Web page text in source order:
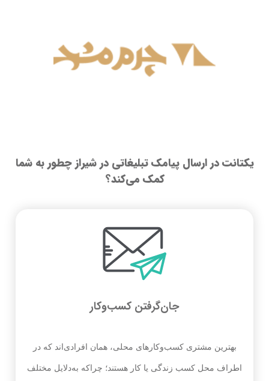
یکتانت در ارسال پیامک تبلیغاتی در شیراز چطور به شما
کمک می‌کند؟
جان‌گرفتن کسب‌وکار
بهترین مشتری کسب‌وکارهای محلی، همان افرادی‌اند که در
اطراف محل کسب زندگی یا کار هستند؛ چراکه به‌دلایل مختلف